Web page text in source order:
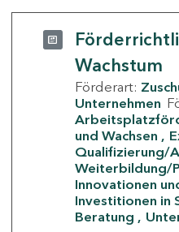
Wachstum
Förderart:
Unternehmen
und Wachsen
Qualifizierung/
Weiterbildung/
Innovationen
Investitionen in
Beratung